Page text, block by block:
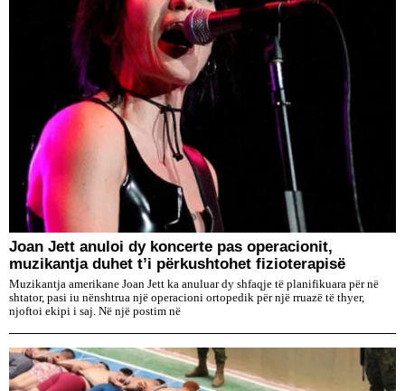
Joan Jett anuloi dy koncerte pas operacionit,
muzikantja duhet t’i përkushtohet fizioterapisë
Muzikantja amerikane Joan Jett ka anuluar dy shfaqje të planifikuara për në
shtator, pasi iu nënshtrua një operacioni ortopedik për një rruazë të thyer,
njoftoi ekipi i saj. Në një postim në